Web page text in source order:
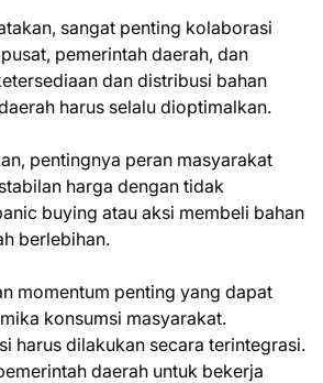
sangat penting kolaborasi
pemerintah daerah, dan
dan distribusi bahan
harus selalu dioptimalkan.
pentingnya peran masyarakat
harga dengan tidak
buying atau aksi membeli bahan
berlebihan.
momentum penting yang dapat
konsumsi masyarakat.
harus dilakukan secara terintegrasi.
daerah untuk bekerja